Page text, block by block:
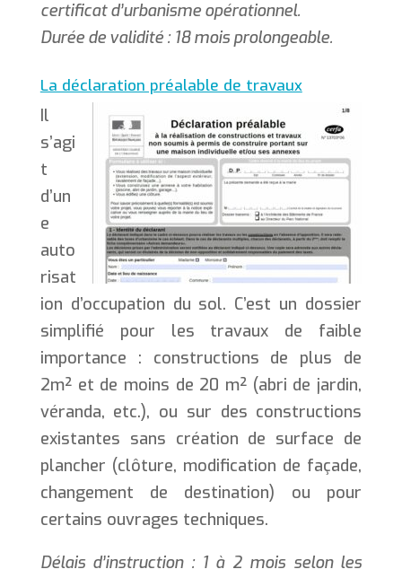
certificat d’urbanisme opérationnel.
Durée de validité : 18 mois prolongeable.
La déclaration préalable de travaux
Il
s’agi
t
d’un
e
auto
risat
ion d’occupation du sol. C’est un dossier
simplifié pour les travaux de faible
importance : constructions de plus de
2m² et de moins de 20 m² (abri de jardin,
véranda, etc.), ou sur des constructions
existantes sans création de surface de
plancher (clôture, modification de façade,
changement de destination) ou pour
certains ouvrages techniques.
Délais d’instruction : 1 à 2 mois selon les